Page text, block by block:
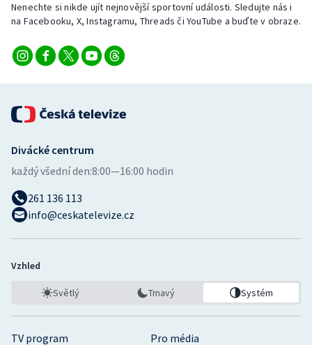
Nenechte si nikde ujít nejnovější sportovní události. Sledujte nás i
na Facebooku, X, Instagramu, Threads či YouTube a buďte v obraze.
TV program Pro média
Divácké centrum
každý všední den:8:00—16:00 hodin
261 136 113
info@ceskatelevize.cz
Vzhled
Světlý Tmavý Systém